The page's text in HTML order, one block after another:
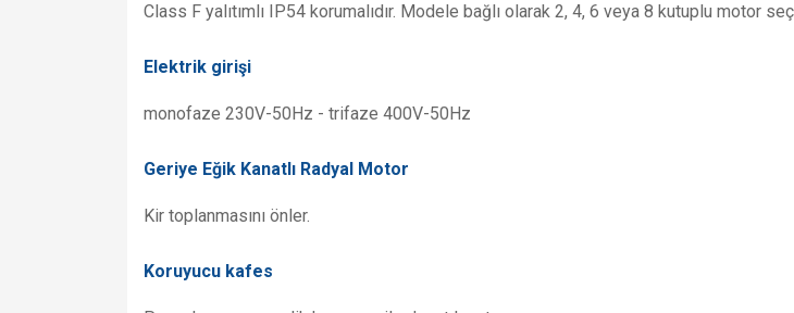
Class F yalıtımlı IP54 korumalıdır. Modele bağlı olarak 2, 4, 6 veya 8 kutuplu motor
Elektrik girişi
monofaze 230V-50Hz - trifaze 400V-50Hz
Geriye Eğik Kanatlı Radyal Motor
Kir toplanmasını önler.
Koruyucu kafes